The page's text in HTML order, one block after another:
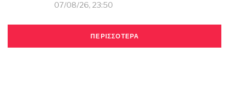
07/08/26, 23:50
ΠΕΡΙΣΣΟΤΕΡΑ